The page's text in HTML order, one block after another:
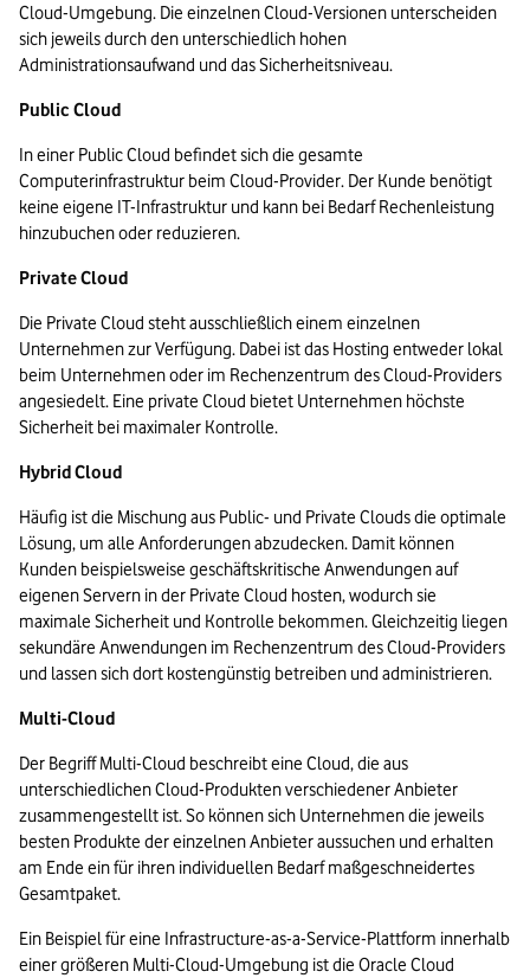
Cloud-Umgebung. Die einzelnen Cloud-Versionen unterscheiden
sich jeweils durch den unterschiedlich hohen
Administrationsaufwand und das Sicherheitsniveau.
Public Cloud
In einer Public Cloud befindet sich die gesamte
Computerinfrastruktur beim Cloud-Provider. Der Kunde benötigt
keine eigene IT-Infrastruktur und kann bei Bedarf Rechenleistung
hinzubuchen oder reduzieren.
Private Cloud
Die Private Cloud steht ausschließlich einem einzelnen
Unternehmen zur Verfügung. Dabei ist das Hosting entweder lokal
beim Unternehmen oder im Rechenzentrum des Cloud-Providers
angesiedelt. Eine private Cloud bietet Unternehmen höchste
Sicherheit bei maximaler Kontrolle.
Hybrid Cloud
Häufig ist die Mischung aus Public- und Private Clouds die optimale
Lösung, um alle Anforderungen abzudecken. Damit können
Kunden beispielsweise geschäftskritische Anwendungen auf
eigenen Servern in der Private Cloud hosten, wodurch sie
maximale Sicherheit und Kontrolle bekommen. Gleichzeitig liegen
sekundäre Anwendungen im Rechenzentrum des Cloud-Providers
und lassen sich dort kostengünstig betreiben und administrieren.
Multi-Cloud
Der Begriff Multi-Cloud beschreibt eine Cloud, die aus
unterschiedlichen Cloud-Produkten verschiedener Anbieter
zusammengestellt ist. So können sich Unternehmen die jeweils
besten Produkte der einzelnen Anbieter aussuchen und erhalten
am Ende ein für ihren individuellen Bedarf maßgeschneidertes
Gesamtpaket.
Ein Beispiel für eine Infrastructure-as-a-Service-Plattform innerhalb
einer größeren Multi-Cloud-Umgebung ist die Oracle Cloud